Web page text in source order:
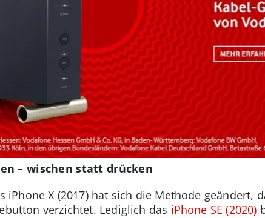
– wischen statt drücken
iPhone X (2017) hat sich die Methode geändert,
verzichtet. Lediglich das iPhone SE (2020)